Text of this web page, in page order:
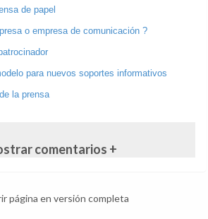
de papel
o empresa de comunicación ?
para nuevos soportes informativos
la prensa
comentarios +
página en versión completa